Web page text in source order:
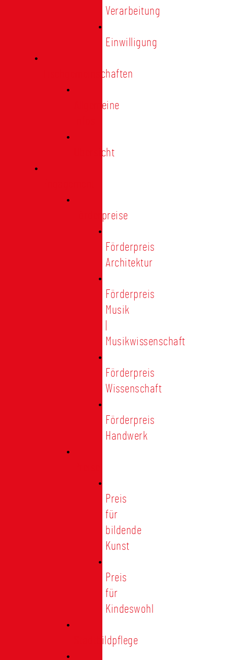
Verarbeitung
Einwilligung
Tischgemeinschaften
Allgemeine
Übersicht
Förderpreise
Förderpreis
Architektur
Förderpreis
Musik
Musikwissenschaft
Förderpreis
Wissenschaft
Förderpreis
Handwerk
Preis
für
bildende
Kunst
Preis
für
Kindeswohl
Stadtbildpflege